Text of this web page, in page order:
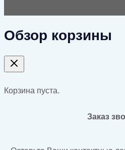
Обзор корзины
Корзина пуста.
Заказ